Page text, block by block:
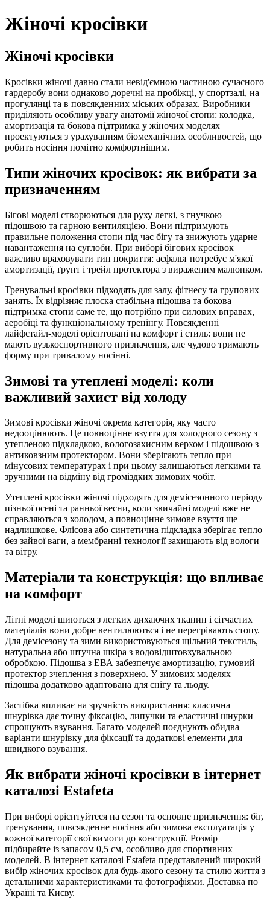
Жіночі кросівки
Жіночі кросівки
Кросівки жіночі давно стали невід'ємною частиною сучасного
гардеробу вони однаково доречні на пробіжці, у спортзалі, на
прогулянці та в повсякденних міських образах. Виробники
приділяють особливу увагу анатомії жіночої стопи: колодка,
амортизація та бокова підтримка у жіночих моделях
проектуються з урахуванням біомеханічних особливостей, що
робить носіння помітно комфортнішим.
Типи жіночих кросівок: як вибрати за
призначенням
Бігові моделі створюються для руху легкі, з гнучкою
підошвою та гарною вентиляцією. Вони підтримують
правильне положення стопи під час бігу та знижують ударне
навантаження на суглоби. При виборі бігових кросівок
важливо враховувати тип покриття: асфальт потребує м'якої
амортизації, ґрунт і трейл протектора з вираженим малюнком.
Тренувальні кросівки підходять для залу, фітнесу та групових
занять. Їх відрізняє плоска стабільна підошва та бокова
підтримка стопи саме те, що потрібно при силових вправах,
аеробіці та функціональному тренінгу. Повсякденні
лайфстайл-моделі орієнтовані на комфорт і стиль: вони не
мають вузькоспортивного призначення, але чудово тримають
форму при тривалому носінні.
Зимові та утеплені моделі: коли
важливий захист від холоду
Зимові кросівки жіночі окрема категорія, яку часто
недооцінюють. Це повноцінне взуття для холодного сезону з
утепленою підкладкою, вологозахисним верхом і підошвою з
антиковзним протектором. Вони зберігають тепло при
мінусових температурах і при цьому залишаються легкими та
зручними на відміну від громіздких зимових чобіт.
Утеплені кросівки жіночі підходять для демісезонного періоду
пізньої осені та ранньої весни, коли звичайні моделі вже не
справляються з холодом, а повноцінне зимове взуття ще
надлишкове. Флісова або синтетична підкладка зберігає тепло
без зайвої ваги, а мембранні технології захищають від вологи
та вітру.
Матеріали та конструкція: що впливає
на комфорт
Літні моделі шиються з легких дихаючих тканин і сітчастих
матеріалів вони добре вентилюються і не перегрівають стопу.
Для демісезону та зими використовуються щільний текстиль,
натуральна або штучна шкіра з водовідштовхувальною
обробкою. Підошва з ЕВА забезпечує амортизацію, гумовий
протектор зчеплення з поверхнею. У зимових моделях
підошва додатково адаптована для снігу та льоду.
Застібка впливає на зручність використання: класична
шнурівка дає точну фіксацію, липучки та еластичні шнурки
спрощують взування. Багато моделей поєднують обидва
варіанти шнурівку для фіксації та додаткові елементи для
швидкого взування.
Як вибрати жіночі кросівки в інтернет
каталозі Estafeta
При виборі орієнтуйтеся на сезон та основне призначення: біг,
тренування, повсякденне носіння або зимова експлуатація у
кожної категорії свої вимоги до конструкції. Розмір
підбирайте із запасом 0,5 см, особливо для спортивних
моделей. В інтернет каталозі Estafeta представлений широкий
вибір жіночих кросівок для будь-якого сезону та стилю життя з
детальними характеристиками та фотографіями. Доставка по
Україні та Києву.